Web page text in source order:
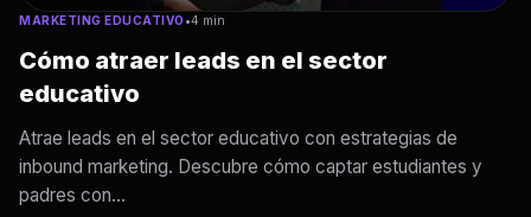
MARKETING EDUCATIVO •4 min
Cómo atraer leads en el sector
educativo
Atrae leads en el sector educativo con estrategias de
inbound marketing. Descubre cómo captar estudiantes y
padres con...